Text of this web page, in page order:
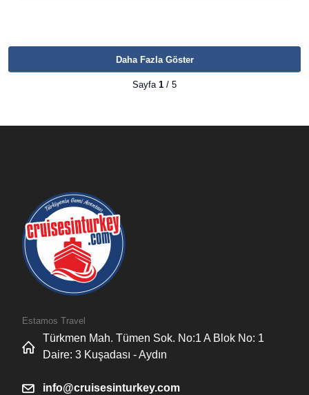
Daha Fazla Göster
Sayfa 1 / 5
Estamos Travel
Türkmen Mah. Tümen Sok. No:1 A Blok No: 1
Daire: 3 Kuşadası - Aydın
info@cruisesinturkey.com